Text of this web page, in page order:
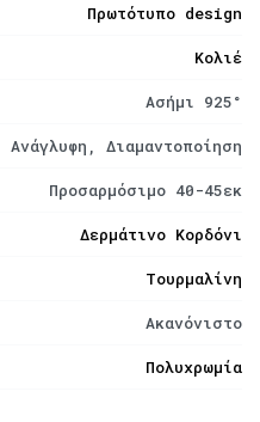
Πρωτότυπο design
Κολιέ
Ασήμι 925°
Ανάγλυφη, Διαμαντοποίηση
Προσαρμόσιμο 40-45εκ
Δερμάτινο Κορδόνι
Τουρμαλίνη
Ακανόνιστο
Πολυχρωμία